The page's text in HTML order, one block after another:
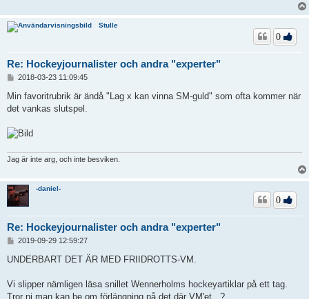
Stulle
Re: Hockeyjournalister och andra "experter"
0
l
g
2018-03-23 11:09:45
Min favoritrubrik är ändå "Lag x kan vinna SM-guld" som ofta kommer när
det vankas slutspel.
Jag är inte arg, och inte besviken.
-daniel-
Re: Hockeyjournalister och andra "experter"
0
l
g
2019-09-29 12:59:27
UNDERBART DET ÄR MED FRIIDROTTS-VM.
Vi slipper nämligen läsa snillet Wennerholms hockeyartiklar på ett tag.
Tror ni man kan be om förlängning på det där VM'et...?